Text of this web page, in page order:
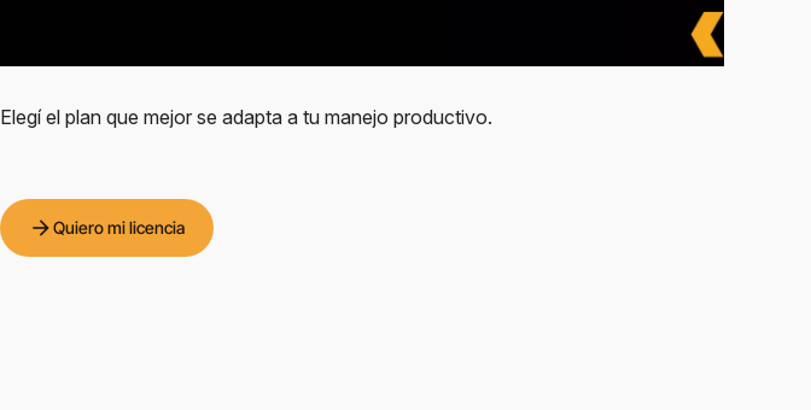
Elegí el plan que mejor se adapta a tu manejo productivo.
Quiero mi licencia
arrow_forward